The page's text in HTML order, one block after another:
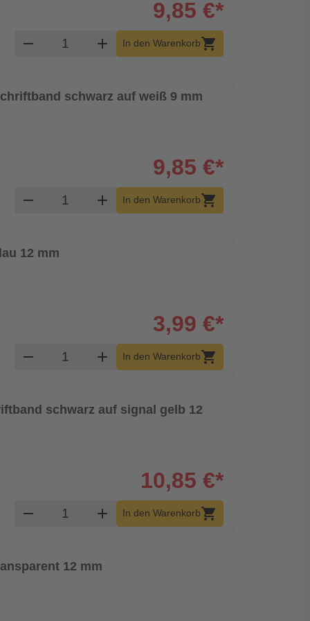
9,85 €*
remove Produkt Warenkorb Menge
add In den Warenkorbshopping_cart
schwarz auf weiß 9 mm
9,85 €*
remove Produkt Warenkorb Menge
add In den Warenkorbshopping_cart
12 mm
3,99 €*
remove Produkt Warenkorb Menge
add In den Warenkorbshopping_cart
schwarz auf signal gelb 12
10,85 €*
remove Produkt Warenkorb Menge
add In den Warenkorbshopping_cart
12 mm